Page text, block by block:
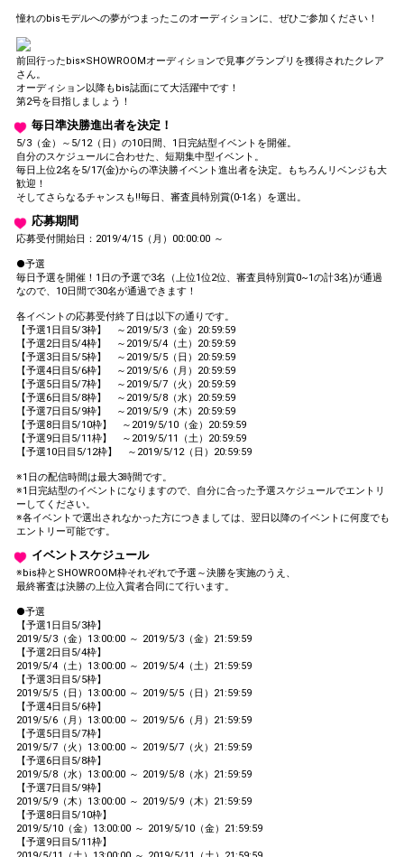
憧れのbisモデルへの夢がつまったこのオーディションに、ぜひご参加ください！
前回行ったbis×SHOWROOMオーディションで見事グランプリを獲得されたクレア
さん。
オーディション以降もbis誌面にて大活躍中です！
第2号を目指しましょう！
毎日準決勝進出者を決定！
5/3（金）～5/12（日）の10日間、1日完結型イベントを開催。
自分のスケジュールに合わせた、短期集中型イベント。
毎日上位2名を5/17(金)からの凖決勝イベント進出者を決定。もちろんリベンジも大
歓迎！
そしてさらなるチャンスも‼毎日、審査員特別賞(0-1名）を選出。
応募期間
応募受付開始日：2019/4/15（月）00:00:00 ～
●予選
毎日予選を開催！1日の予選で3名（上位1位2位、審査員特別賞0~1の計3名)が通過
なので、10日間で30名が通過できます！
各イベントの応募受付終了日は以下の通りです。
【予選1日目5/3枠】 ～2019/5/3（金）20:59:59
【予選2日目5/4枠】 ～2019/5/4（土）20:59:59
【予選3日目5/5枠】 ～2019/5/5（日）20:59:59
【予選4日目5/6枠】 ～2019/5/6（月）20:59:59
【予選5日目5/7枠】 ～2019/5/7（火）20:59:59
【予選6日目5/8枠】 ～2019/5/8（水）20:59:59
【予選7日目5/9枠】 ～2019/5/9（木）20:59:59
【予選8日目5/10枠】 ～2019/5/10（金）20:59:59
【予選9日目5/11枠】 ～2019/5/11（土）20:59:59
【予選10日目5/12枠】 ～2019/5/12（日）20:59:59
※1日の配信時間は最大3時間です。
※1日完結型のイベントになりますので、自分に合った予選スケジュールでエントリ
ーしてください。
※各イベントで選出されなかった方につきましては、翌日以降のイベントに何度でも
エントリー可能です。
イベントスケジュール
※bis枠とSHOWROOM枠それぞれで予選～決勝を実施のうえ、
最終審査は決勝の上位入賞者合同にて行います。
●予選
【予選1日目5/3枠】
2019/5/3（金）13:00:00 ～ 2019/5/3（金）21:59:59
【予選2日目5/4枠】
2019/5/4（土）13:00:00 ～ 2019/5/4（土）21:59:59
【予選3日目5/5枠】
2019/5/5（日）13:00:00 ～ 2019/5/5（日）21:59:59
【予選4日目5/6枠】
2019/5/6（月）13:00:00 ～ 2019/5/6（月）21:59:59
【予選5日目5/7枠】
2019/5/7（火）13:00:00 ～ 2019/5/7（火）21:59:59
【予選6日目5/8枠】
2019/5/8（水）13:00:00 ～ 2019/5/8（水）21:59:59
【予選7日目5/9枠】
2019/5/9（木）13:00:00 ～ 2019/5/9（木）21:59:59
【予選8日目5/10枠】
2019/5/10（金）13:00:00 ～ 2019/5/10（金）21:59:59
【予選9日目5/11枠】